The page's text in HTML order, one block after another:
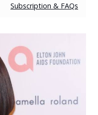
Subscription & FAQs